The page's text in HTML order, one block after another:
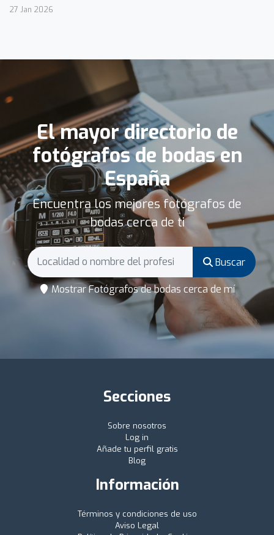
27 Jan 2026
El mayor directorio de
fotógrafos de bodas en
España
Encuentra los mejores fotógrafos de
bodas cerca de ti
Buscar
Mostrar Fotógrafos de bodas cerca de mí
Secciones
Sobre nosotros
Log in
Añade tu perfil gratis
Blog
Información
Términos y condiciones de uso
Aviso Legal